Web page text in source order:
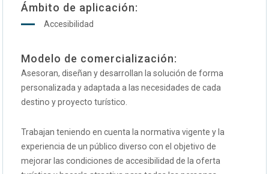
Ámbito de aplicación:
Accesibilidad
Modelo de comercialización:
Asesoran, diseñan y desarrollan la solución de forma
personalizada y adaptada a las necesidades de cada
destino y proyecto turístico.
Trabajan teniendo en cuenta la normativa vigente y la
experiencia de un público diverso con el objetivo de
mejorar las condiciones de accesibilidad de la oferta